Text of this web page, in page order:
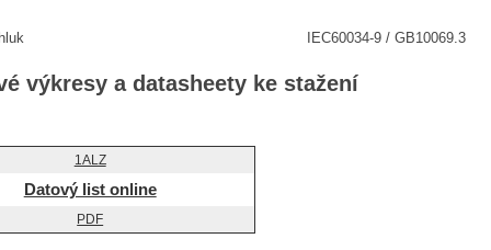
IEC60034-9 / GB10069.3
výkresy a datasheety ke stažení
Datový list online